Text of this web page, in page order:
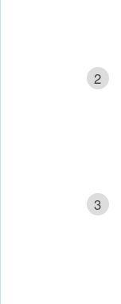
2
3